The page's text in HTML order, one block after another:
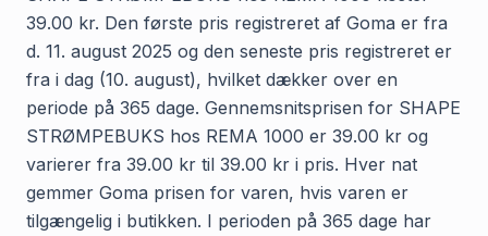
39.00 kr. Den første pris registreret af Goma er fra
d. 11. august 2025 og den seneste pris registreret er
fra i dag (10. august), hvilket dækker over en
periode på 365 dage. Gennemsnitsprisen for SHAPE
STRØMPEBUKS hos REMA 1000 er 39.00 kr og
varierer fra 39.00 kr til 39.00 kr i pris. Hver nat
gemmer Goma prisen for varen, hvis varen er
tilgængelig i butikken. I perioden på 365 dage har